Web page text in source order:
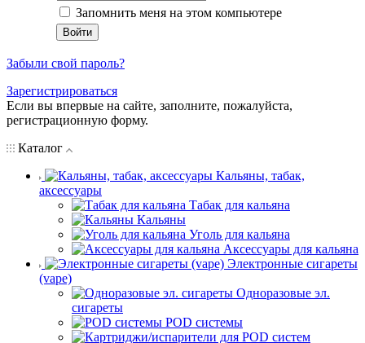
Запомнить меня на этом компьютере
Забыли свой пароль?
Зарегистрироваться
Если вы впервые на сайте, заполните, пожалуйста,
регистрационную форму.
Каталог
Кальяны, табак,
аксессуары
Табак для кальяна
Кальяны
Уголь для кальяна
Аксессуары для кальяна
Электронные сигареты
(vape)
Одноразовые эл.
сигареты
POD системы